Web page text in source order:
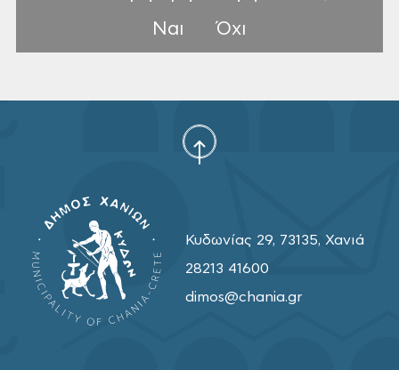
Ναι
Όχι
Κυδωνίας 29, 73135, Χανιά
28213 41600
dimos@chania.gr